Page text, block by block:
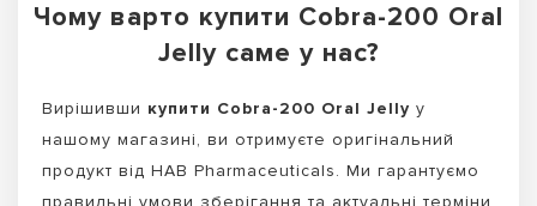
Чому варто купити Cobra-200 Oral
Jelly саме у нас?
Вирішивши купити Cobra-200 Oral Jelly у
нашому магазині, ви отримуєте оригінальний
продукт від HAB Pharmaceuticals. Ми гарантуємо